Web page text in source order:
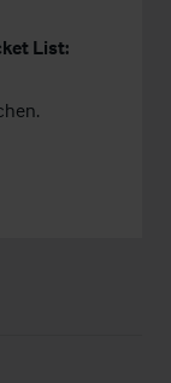
List: